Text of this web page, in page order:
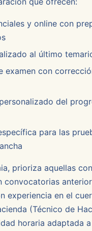
y online con
al último
examen con
del
para las
prioriza aquellas
convocatorias
experiencia en el
(Técnico de
horaria adaptada